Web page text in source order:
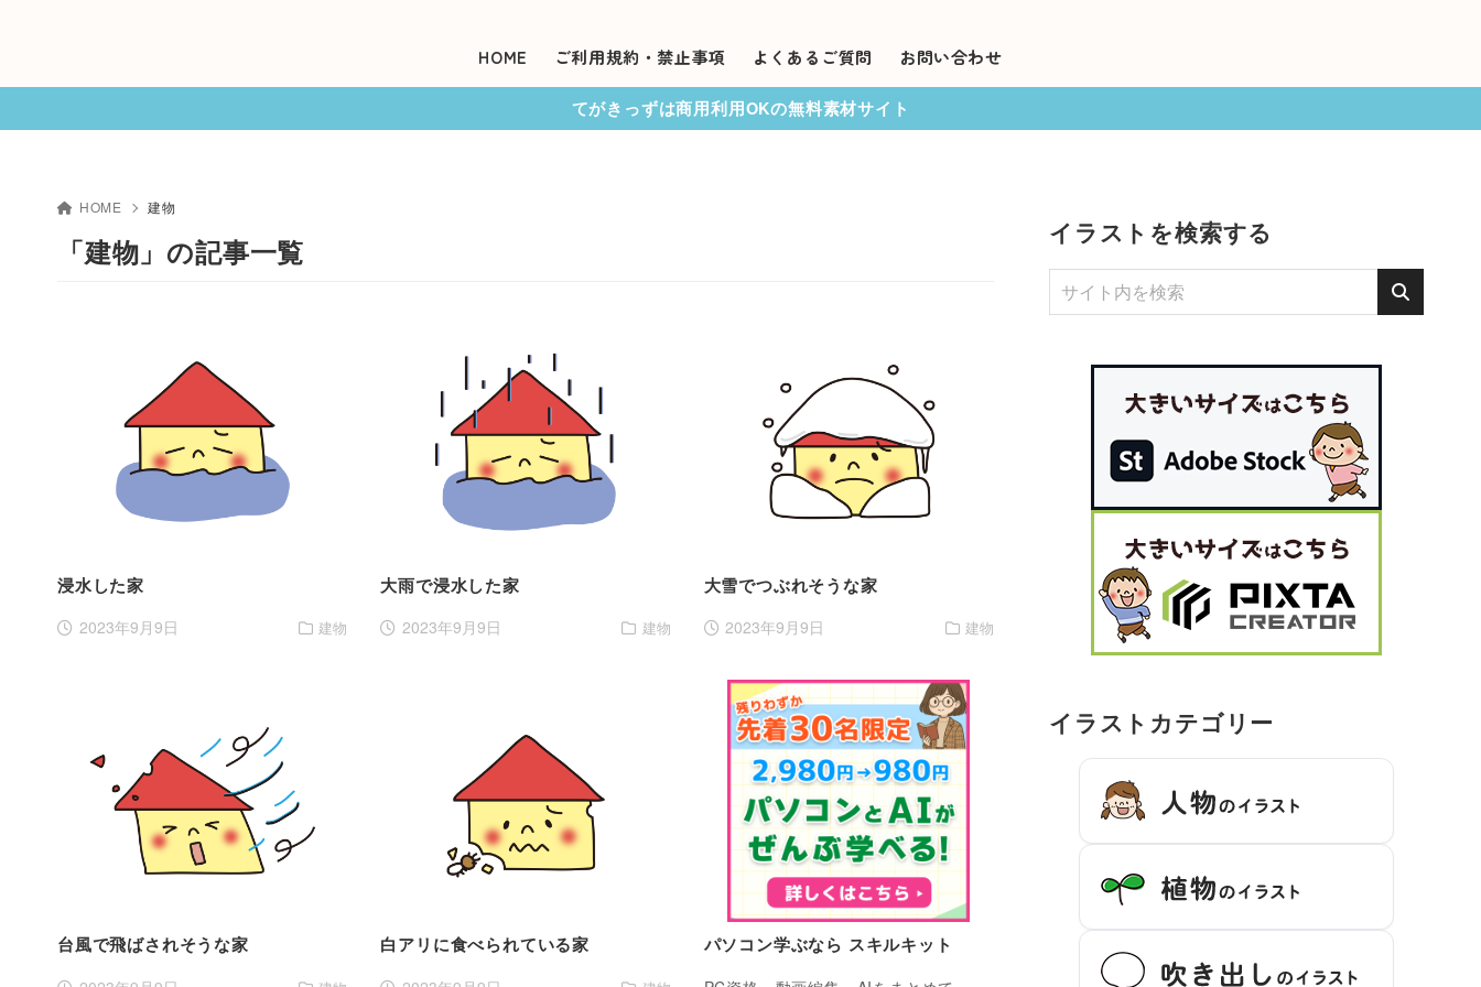
HOME ご利用規約・禁止事項 よくあるご質問 お問い合わせ
てがきっずは商用利用OKの無料素材サイト
HOME 建物
「建物」の記事一覧
浸水した家
2023年9月9日 建物
大雨で浸水した家
2023年9月9日 建物
大雪でつぶれそうな家
2023年9月9日 建物
台風で飛ばされそうな家 白アリに食べられている家 パソコン学ぶなら スキルキット
イラストを検索する
イラストカテゴリー